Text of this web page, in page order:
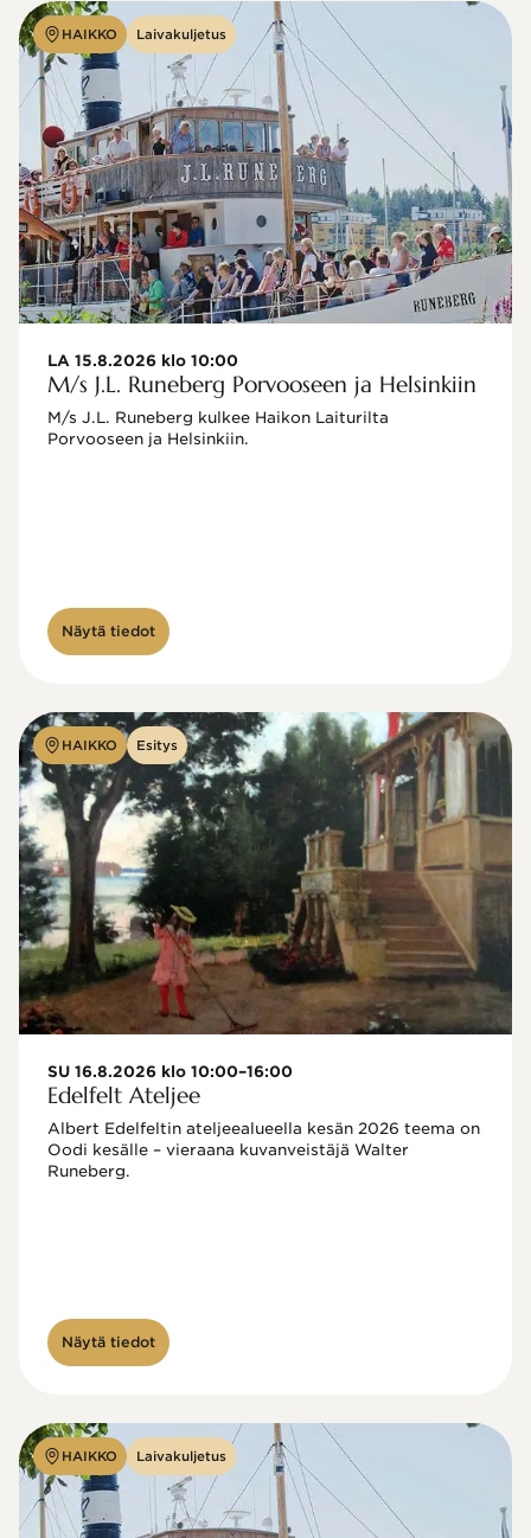
HAIKKO Laivakuljetus
LA 15.8.2026 klo 10:00
M/s J.L. Runeberg Porvooseen ja Helsinkiin
M/s J.L. Runeberg kulkee Haikon Laiturilta
Porvooseen ja Helsinkiin.
Näytä tiedot
HAIKKO Esitys
SU 16.8.2026 klo 10:00–16:00
Edelfelt Ateljee
Albert Edelfeltin ateljeealueella kesän 2026 teema on
Oodi kesälle – vieraana kuvanveistäjä Walter
Näytä tiedot
HAIKKO Laivakuljetus